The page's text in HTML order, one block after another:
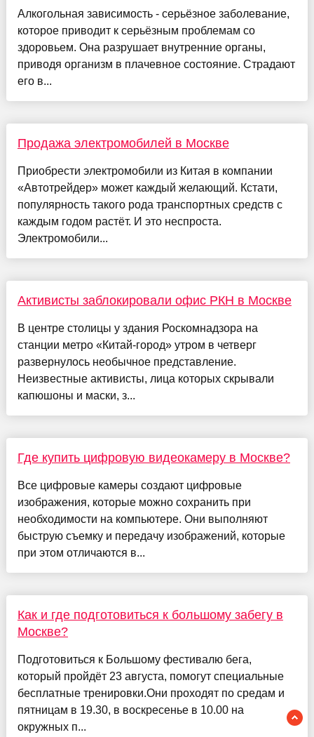
Алкогольная зависимость - серьёзное заболевание,
которое приводит к серьёзным проблемам со
здоровьем. Она разрушает внутренние органы,
приводя организм в плачевное состояние. Страдают
его в...
Продажа электромобилей в Москве
Приобрести электромобили из Китая в компании
«Автотрейдер» может каждый желающий. Кстати,
популярность такого рода транспортных средств с
каждым годом растёт. И это неспроста.
Электромобили...
Активисты заблокировали офис РКН в Москве
В центре столицы у здания Роскомнадзора на
станции метро «Китай-город» утром в четверг
развернулось необычное представление.
Неизвестные активисты, лица которых скрывали
капюшоны и маски, з...
Где купить цифровую видеокамеру в Москве?
Все цифровые камеры создают цифровые
изображения, которые можно сохранить при
необходимости на компьютере. Они выполняют
быструю съемку и передачу изображений, которые
при этом отличаются в...
Как и где подготовиться к большому забегу в
Москве?
Подготовиться к Большому фестивалю бега,
который пройдёт 23 августа, помогут специальные
бесплатные тренировки.Они проходят по средам и
пятницам в 19.30, в воскресенье в 10.00 на
окружных п...